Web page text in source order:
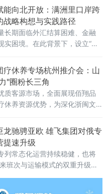
开放的“成绩单”，也为正在提
天，国家主席习近平同俄罗斯
指出，希望两国各界以本届
能向北开放：满洲里口岸跨
战略构想与实践路径
长期面临外汇结算困难、金融
实困境。在此背景下，设立“内
，采用PPP混合所有制模式，构
为核心的跨境金融结算基础设
疗休养专场杭州推介会：山
"圈粉长三角
质客源市场，全面展现佰翔品
休养资源优势，为深化浙闽文
携福建区域10家酒店集中亮
休养
龙驰骋亚欧 雄飞集团对俄专
提速升级
列常态化运营持续稳健，也将
班次与运输模式的双重升级，